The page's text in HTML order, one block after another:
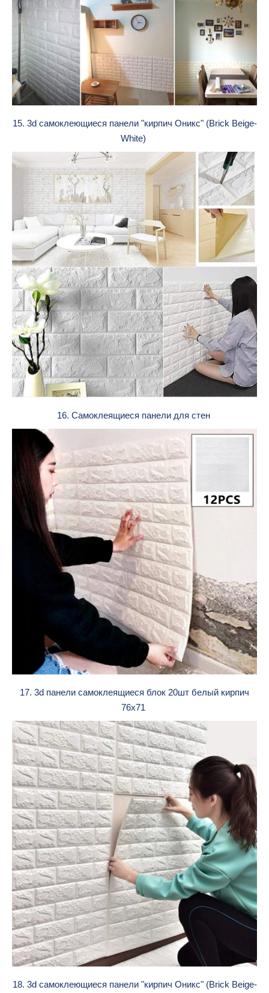
15. 3d cамоклеющиеся панели "кирпич Оникс" (Brick Beige-
White)
16. Самоклеящиеся панели для стен
17. 3d панели самоклеящиеся блок 20шт белый кирпич
76х71
18. 3d cамоклеющиеся панели "кирпич Оникс" (Brick Beige-